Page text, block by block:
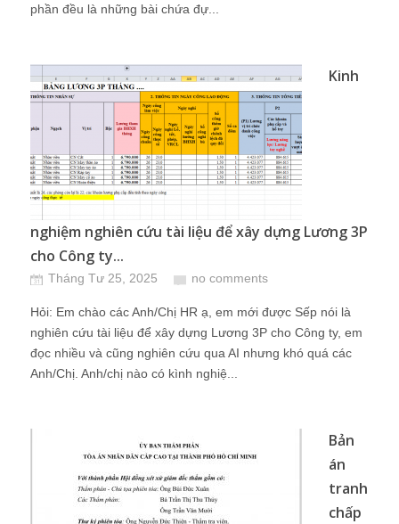
phần đều là những bài chứa đự...
Kinh
nghiệm nghiên cứu tài liệu để xây dựng Lương 3P
cho Công ty...
Tháng Tư 25, 2025 no comments
Hỏi: Em chào các Anh/Chị HR ạ, em mới được Sếp nói là
nghiên cứu tài liệu để xây dựng Lương 3P cho Công ty, em
đọc nhiều và cũng nghiên cứu qua AI nhưng khó quá các
Anh/Chị. Anh/chị nào có kình nghiệ...
Bản
án
tranh
chấp